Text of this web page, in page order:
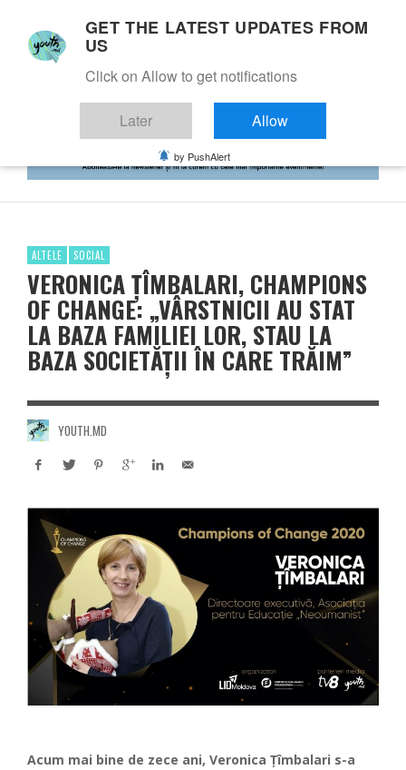
ALTELE SOCIAL
VERONICA ȚÎMBALARI, CHAMPIONS
OF CHANGE: „VÂRSTNICII AU STAT
LA BAZA FAMILIEI LOR, STAU LA
BAZA SOCIETĂȚII ÎN CARE TRĂIM”
YOUTH.MD
Acum mai bine de zece ani, Veronica Țîmbalari s-a
GET THE LATEST UPDATES FROM
US
Click on Allow to get notifications
Later Allow
by PushAlert